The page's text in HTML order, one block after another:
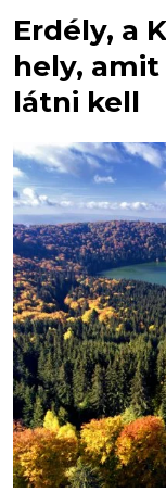
Erdély, a
hely,
látni kell